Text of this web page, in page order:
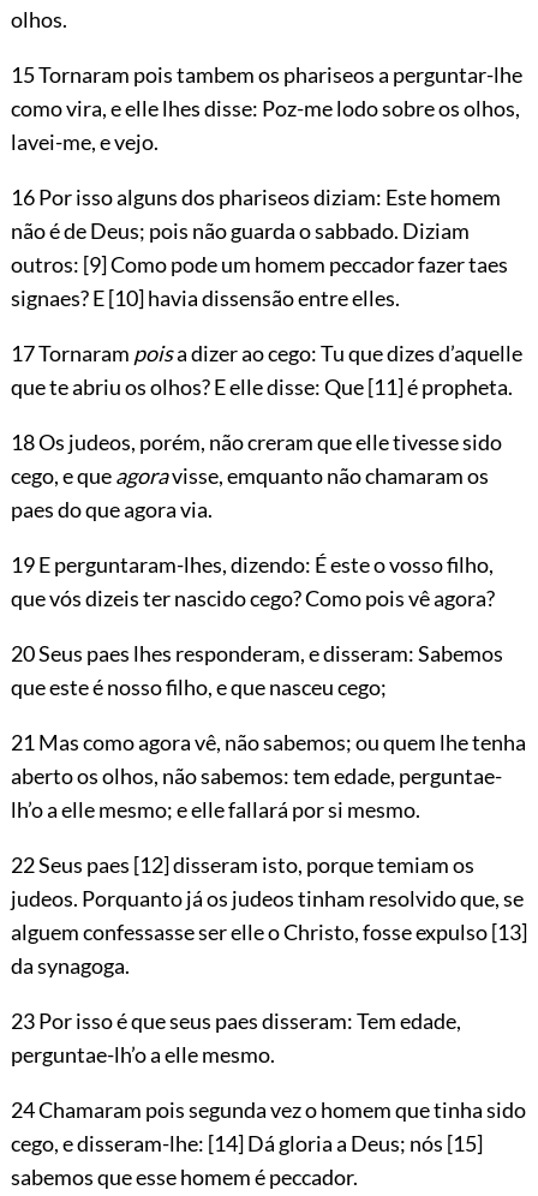
olhos.
15 Tornaram pois tambem os phariseos a perguntar-lhe
como vira, e elle lhes disse: Poz-me lodo sobre os olhos,
lavei-me, e vejo.
16 Por isso alguns dos phariseos diziam: Este homem
não é de Deus; pois não guarda o sabbado. Diziam
outros: [9]Como pode um homem peccador fazer taes
signaes? E[10]havia dissensão entre elles.
17 Tornaram poisa dizer ao cego: Tu que dizes d’aquelle
que te abriu osolhos? E elle disse: Que[11]é propheta.
18 Os judeos, porém, não creram que elle tivesse sido
cego, e queagoravisse, emquanto não chamaram os
paes do que agora via.
19 E perguntaram-lhes, dizendo: É este o vosso filho,
que vós dizeis ter nascido cego? Como pois vê agora?
20 Seus paes lhes responderam, e disseram: Sabemos
que este é nosso filho, e que nasceu cego;
21 Mas como agora vê, não sabemos; ou quem lhe tenha
aberto os olhos, não sabemos: tem edade, perguntae-
lh’o a elle mesmo; e elle fallará por si mesmo.
22 Seus paes [12]disseram isto, porque temiam os
judeos. Porquanto já os judeos tinham resolvido que, se
alguem confessasse ser elle o Christo, fosse expulso[13]
da synagoga.
23 Por isso é que seus paes disseram: Tem edade,
perguntae-lh’o a elle mesmo.
24 Chamaram pois segunda vez o homem que tinha sido
cego, e disseram-lhe: [14]Dá gloria a Deus; nós [15]
sabemos que esse homem é peccador.